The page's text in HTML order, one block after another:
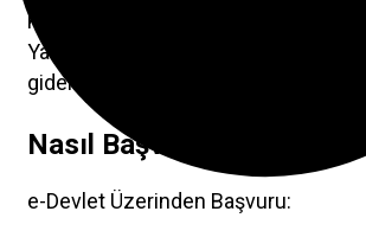
Kimlik belgenizle en yakın
Yardımlaşma ve Dayanışma Vakfı’na
giderek başvuru yapabilirsiniz.
Nasıl Başvurulur?
e-Devlet Üzerinden Başvuru: